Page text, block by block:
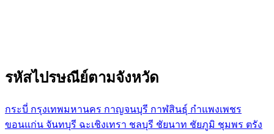
รหัสไปรษณีย์ตามจังหวัด
กระบี่ กรุงเทพมหานคร กาญจนบุรี กาฬสินธุ์ กำแพงเพชร
ขอนแก่น จันทบุรี ฉะเชิงเทรา ชลบุรี ชัยนาท ชัยภูมิ ชุมพร ตรัง